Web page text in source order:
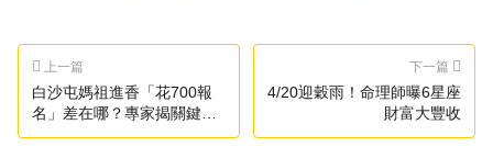
上一篇
白沙屯媽祖進香「花700報
名」差在哪？專家揭關鍵原
因
下一篇
4/20迎穀雨！命理師曝6星座
財富大豐收